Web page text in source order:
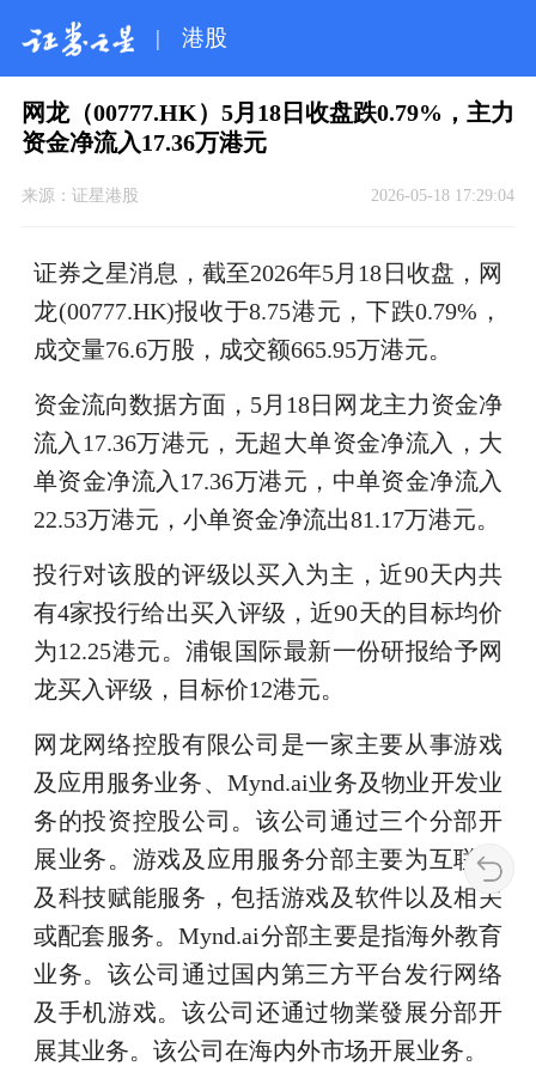
| 港股
网龙（00777.HK）5月18日收盘跌0.79%，主力
资金净流入17.36万港元
来源： 证星港股 2026-05-18 17:29:04
证券之星消息，截至2026年5月18日收盘，网
龙(00777.HK)报收于8.75港元，下跌0.79%，
成交量76.6万股，成交额665.95万港元。
资金流向数据方面，5月18日网龙主力资金净
流入17.36万港元，无超大单资金净流入，大
单资金净流入17.36万港元，中单资金净流入
22.53万港元，小单资金净流出81.17万港元。
投行对该股的评级以买入为主，近90天内共
有4家投行给出买入评级，近90天的目标均价
为12.25港元。浦银国际最新一份研报给予网
龙买入评级，目标价12港元。
网龙网络控股有限公司是一家主要从事游戏
及应用服务业务、Mynd.ai业务及物业开发业
务的投资控股公司。该公司通过三个分部开
展业务。游戏及应用服务分部主要为互联网
及科技赋能服务，包括游戏及软件以及相关
或配套服务。Mynd.ai分部主要是指海外教育
业务。该公司通过国内第三方平台发行网络
及手机游戏。该公司还通过物業發展分部开
展其业务。该公司在海内外市场开展业务。